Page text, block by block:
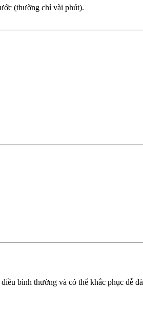
(thường chỉ vài phút).
bình thường và có thể khắc phục dễ